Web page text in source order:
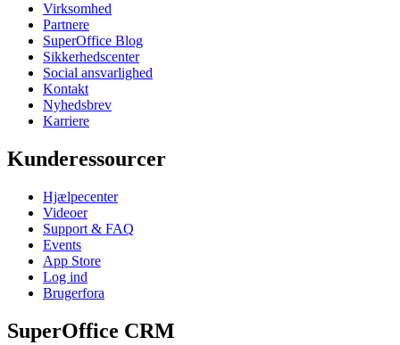
Virksomhed
Partnere
SuperOffice Blog
Sikkerhedscenter
Social ansvarlighed
Kontakt
Nyhedsbrev
Karriere
Kunderessourcer
Hjælpecenter
Videoer
Support & FAQ
Events
App Store
Log ind
Brugerfora
SuperOffice CRM